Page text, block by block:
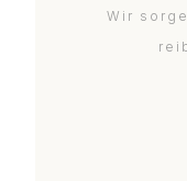
Wir